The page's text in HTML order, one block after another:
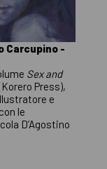
Carcupino -
Sex and
Press),
e
le
D’Agostino